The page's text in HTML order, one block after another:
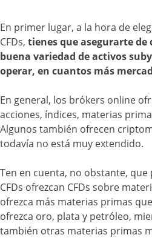
En primer lugar, a la hora de
CFDs, tienes que asegurarte de
buena variedad de activos
operar, en cuantos más
En general, los brókers online
acciones, índices, materias
Algunos también ofrecen
todavía no está muy extendido.
Ten en cuenta, no obstante,
CFDs ofrezcan CFDs sobre
ofrezca más materias primas
ofrezca oro, plata y petróleo,
también otras materias primas